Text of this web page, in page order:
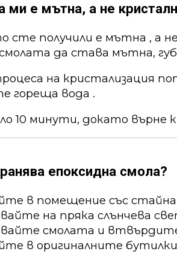
ми е мътна, а не
сте получили е мътна , а
да става мътна,
на кристализация
гореща вода .
10 минути, докато върне
епоксидна смола?
в помещение със
на пряка слънчева
смолата и
в оригиналните